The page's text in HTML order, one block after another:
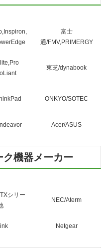
富士
通/FMV,PRIMERGY
東芝/dynabook
ONKYO/SOTEC
Acer/ASUS
機器メーカー
シリー
NEC/Aterm
Netgear